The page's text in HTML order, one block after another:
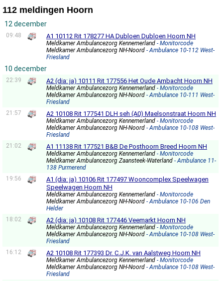
112 meldingen Hoorn
12 december
09:48 A1 10112 Rit 178277 HA Dubloen Dubloen Hoorn NH
Meldkamer Ambulancezorg Kennemerland - Monitorcode
Meldkamer Ambulancezorg NH-Noord - Ambulance 10-112 West-
Friesland
10 december
22:39 A2 (dia: ja) 10111 Rit 177556 Het Oude Ambacht Hoorn NH
Meldkamer Ambulancezorg Kennemerland - Monitorcode
Meldkamer Ambulancezorg NH-Noord - Ambulance 10-111 West-
Friesland
21:57
A2 10108 Rit 177541 DLH seh (A0) Maelsonstraat Hoorn NH
Meldkamer Ambulancezorg Kennemerland - Monitorcode
Meldkamer Ambulancezorg NH-Noord - Ambulance 10-108 West-
Friesland
21:02
A1 11138 Rit 177521 B&B De Posthoorn Breed Hoorn NH
Meldkamer Ambulancezorg Kennemerland - Monitorcode
Meldkamer Ambulancezorg Zaansteek-Waterland - Ambulance 11-
138 Purmerend
19:56
A1 (dia: ja) 10106 Rit 177497 Wooncomplex Speelwagen
Speelwagen Hoorn NH
Meldkamer Ambulancezorg Kennemerland - Monitorcode
Meldkamer Ambulancezorg NH-Noord - Ambulance 10-106 Den
Helder
18:02
A2 (dia: ja) 10108 Rit 177446 Veemarkt Hoorn NH
Meldkamer Ambulancezorg Kennemerland - Monitorcode
Meldkamer Ambulancezorg NH-Noord - Ambulance 10-108 West-
Friesland
16:12
A2 10108 Rit 177393 Dr. C.J.K. van Aalstweg Hoorn NH
Meldkamer Ambulancezorg Kennemerland - Monitorcode
Meldkamer Ambulancezorg NH-Noord - Ambulance 10-108 West-
Friesland